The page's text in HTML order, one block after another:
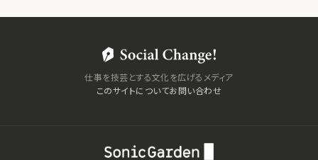
仕事を技芸とする文化を広げるメディア
このサイトについてお問い合わせ